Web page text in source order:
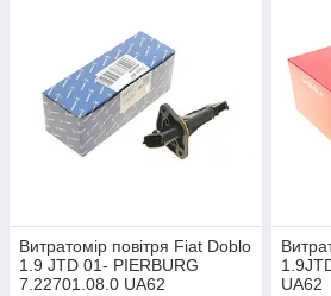
Витратомір повітря Fiat Doblo
1.9 JTD 01- PIERBURG
7.22701.08.0 UA62
UA62